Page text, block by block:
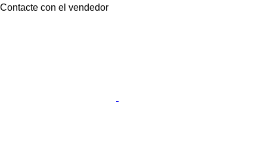
Contacte con el vendedor